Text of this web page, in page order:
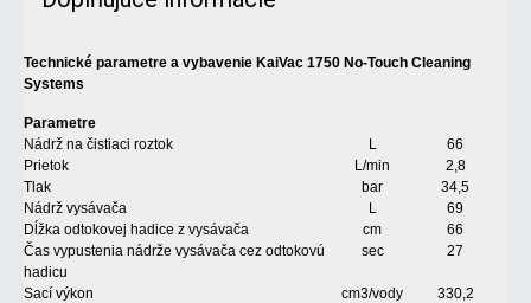
Technické parametre a vybavenie KaiVac 1750 No-Touch Cleaning
Systems
Parametre
Nádrž na čistiaci roztok
L
66
Prietok
L/min
2,8
Tlak
bar
34,5
Nádrž vysávača
L
69
Dĺžka odtokovej hadice z vysávača
cm
66
Čas vypustenia nádrže vysávača cez odtokovú
hadicu
sec 27
Sací výkon cm3/vody
330,2